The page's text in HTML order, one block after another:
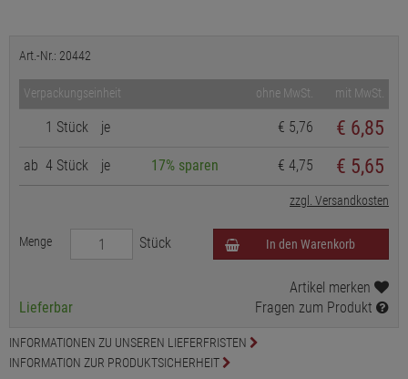
Art.-Nr.: 20442
Verpackungseinheit ohne MwSt. mit MwSt.
1 Stück je € 5,76 € 6,85
ab 4 Stück je 17% sparen € 4,75 € 5,65
zzgl. Versandkosten
Menge Stück In den Warenkorb
Lieferbar
Artikel merken
Fragen zum Produkt
INFORMATIONEN ZU UNSEREN LIEFERFRISTEN
INFORMATION ZUR PRODUKTSICHERHEIT